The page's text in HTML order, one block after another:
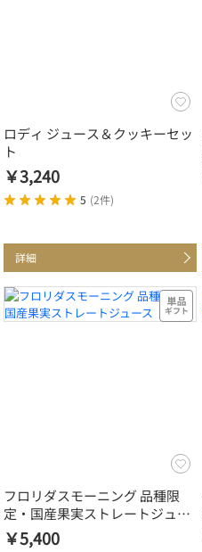
ロディ ジュース＆クッキーセッ
ト
￥3,240
5 (2件)
詳細
フロリダスモーニング 品種限
定・国産果実ストレートジュー
ス（6本）
￥5,400